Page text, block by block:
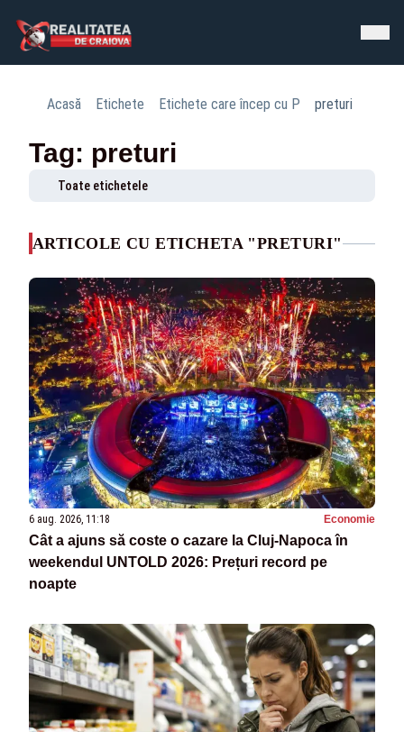
Acasă Etichete Etichete care încep cu P preturi
Tag: preturi
Toate etichetele
ARTICOLE CU ETICHETA "PRETURI"
6 aug. 2026, 11:18 Economie
Cât a ajuns să coste o cazare la Cluj-Napoca în
weekendul UNTOLD 2026: Prețuri record pe
noapte